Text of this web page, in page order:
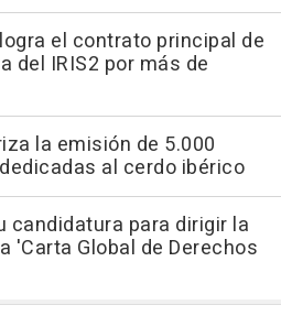
el contrato principal de
del IRIS2 por más de
la emisión de 5.000
al cerdo ibérico
candidatura para dirigir la
'Carta Global de Derechos